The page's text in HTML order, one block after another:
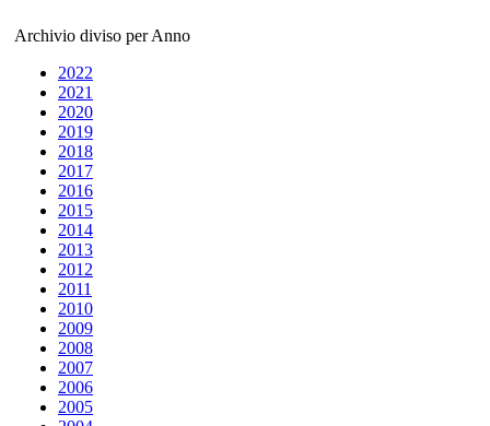
Archivio diviso per Anno
2022
2021
2020
2019
2018
2017
2016
2015
2014
2013
2012
2011
2010
2009
2008
2007
2006
2005